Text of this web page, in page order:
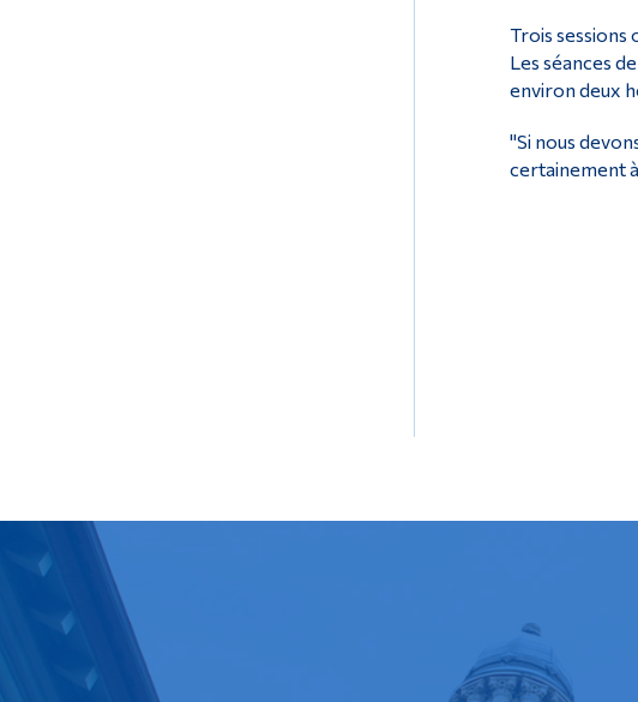
Trois
Les séances
environ deux
"Si nous
certainement